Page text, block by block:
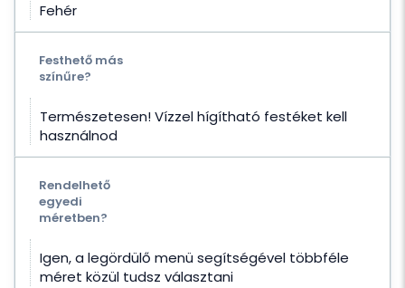
Fehér
Festhető más
színűre?
Természetesen! Vízzel hígítható festéket kell
használnod
Rendelhető
egyedi
méretben?
Igen, a legördülő menü segítségével többféle
méret közül tudsz választani